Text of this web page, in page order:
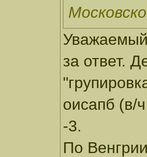
за ответ.
оисапб (в/
-3.
По